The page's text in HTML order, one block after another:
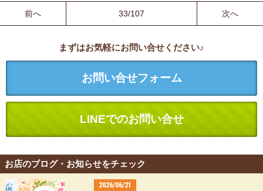
前へ 33/107 次へ
まずはお気軽にお問い合せください♪
お問い合せフォーム
LINEでのお問い合せ
お店のブログ・お知らせをチェック
2026/06/21